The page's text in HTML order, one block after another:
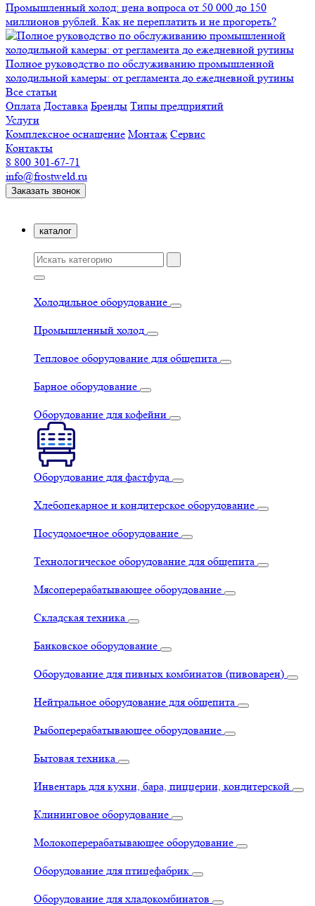
Промышленный холод: цена вопроса от 50 000 до 150
миллионов рублей. Как не переплатить и не прогореть?
Полное руководство по обслуживанию промышленной
холодильной камеры: от регламента до ежедневной рутины
Все статьи
Оплата Доставка Бренды Типы предприятий
Услуги
Комплексное оснащение Монтаж Сервис
Контакты
8 800 301-67-71
info@frostweld.ru
Заказать звонок
каталог
Холодильное оборудование
Промышленный холод
Тепловое оборудование для общепита
Барное оборудование
Оборудование для кофейни
Оборудование для фастфуда
Хлебопекарное и кондитерское оборудование
Посудомоечное оборудование
Технологическое оборудование для общепита
Мясоперерабатывающее оборудование
Складская техника
Банковское оборудование
Оборудование для пивных комбинатов (пивоварен)
Нейтральное оборудование для общепита
Рыбоперерабатывающее оборудование
Бытовая техника
Инвентарь для кухни, бара, пиццерии, кондитерской
Клининговое оборудование
Молокоперерабатывающее оборудование
Оборудование для птицефабрик
Оборудование для хладокомбинатов